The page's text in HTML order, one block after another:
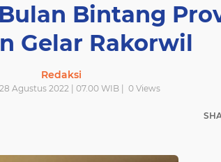
Bintang
Gelar Rakorwil
Redaksi
Agustus 2022 | 07.00 WIB | 0Views